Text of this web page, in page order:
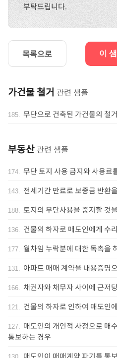
부탁드립니다.
목록으로 이
가건물 철거 관련 샘플
185. 무단으로 건축된 가건물의 철
부동산 관련 샘플
174. 무단 토지 사용 금지와 사용료
143. 전세기간 만료로 보증금 반환
188. 토지의 무단사용을 중지할 것
136. 건물의 하자로 매도인에게 수
177. 월차임 누락분에 대한 독촉을
131. 아파트 매매 계약을 내용증명
166. 채권자와 채무자 사이에 근저
121. 건물의 하자로 인하여 매도인
127. 매도인의 개인적 사정으로 매
통보하는 경우